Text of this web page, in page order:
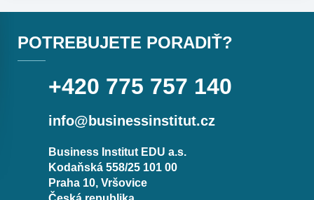
POTREBUJETE PORADIŤ?
+420 775 757 140
info@businessinstitut.cz
Business Institut EDU a.s.
Kodaňská 558/25 101 00
Praha 10, Vršovice